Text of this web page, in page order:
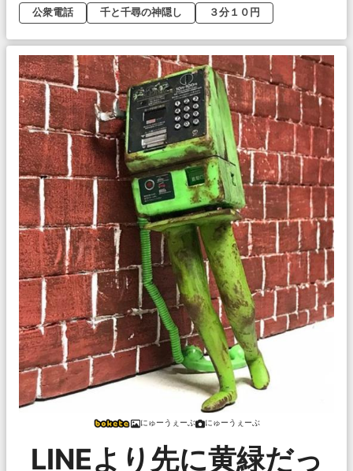
公衆電話
千と千尋の神隠し ３分１０円
にゅーうぇーぶ にゅーうぇーぶ
LINEより先に黄緑だっ